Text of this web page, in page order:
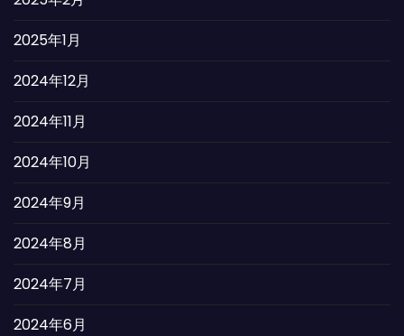
2025年1月
2024年12月
2024年11月
2024年10月
2024年9月
2024年8月
2024年7月
2024年6月